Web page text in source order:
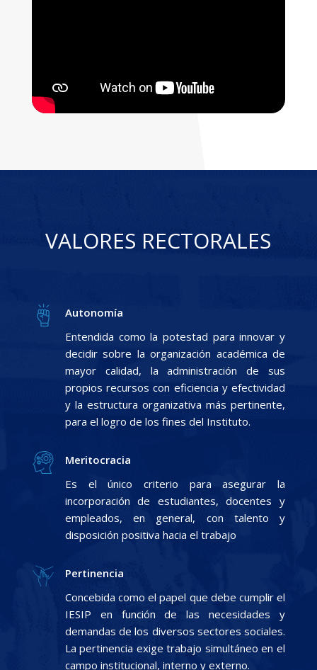
VALORES RECTORALES
Autonomía
Entendida como la potestad para innovar y
decidir sobre la organización académica de
mayor calidad, la administración de sus
propios recursos con eficiencia y efectividad
y la estructura organizativa más pertinente,
para el logro de los fines del Instituto.
Meritocracia
Es el único criterio para asegurar la
incorporación de estudiantes, docentes y
empleados, en general, con talento y
disposición positiva hacia el trabajo
Pertinencia
Concebida como el papel que debe cumplir el
IESIP en función de las necesidades y
demandas de los diversos sectores sociales.
La pertinencia exige trabajo simultáneo en el
campo institucional, interno y externo.